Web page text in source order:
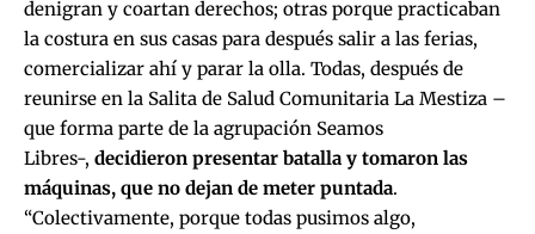
denigran y coartan derechos; otras porque practicaban
la costura en sus casas para después salir a las ferias,
comercializar ahí y parar la olla. Todas, después de
reunirse en la Salita de Salud Comunitaria La Mestiza –
que forma parte de la agrupación Seamos
Libres-, decidieron presentar batalla y tomaron las
máquinas, que no dejan de meter puntada.
“Colectivamente, porque todas pusimos algo,